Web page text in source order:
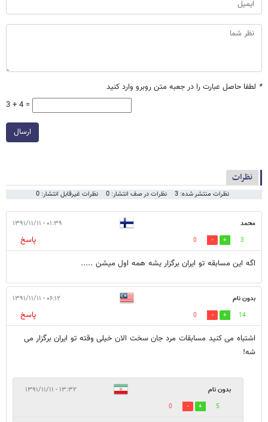
* لطفا حاصل عبارت را در جعبه متن روبرو وارد کنید
3 + 4 =
ارسال
نظرات
نظرات منتشر شده: 3 نظرات در صف انتشار: 0 نظرات غیرقابل انتشار: 0
محمد ۰۱:۳۹ - ۱۳۹۱/۱۱/۱۱
3
0
پاسخ
اگه این مسابقه تو ایران برگزار یشه همه اول میشن .....
بدون نام ۰۶:۱۲ - ۱۳۹۱/۱۱/۱۱
14
0
پاسخ
اشتباه می کنید مسابقات مرد جان سخت الان خیلی وقته تو ایران برگزار می
شه!
بدون نام ۱۳:۳۲ - ۱۳۹۱/۱۱/۱۱
5
0